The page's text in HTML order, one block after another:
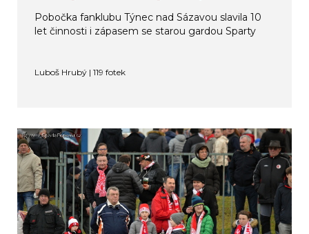
Pobočka fanklubu Týnec nad Sázavou slavila 10
let činnosti i zápasem se starou gardou Sparty
Luboš Hrubý | 119 fotek